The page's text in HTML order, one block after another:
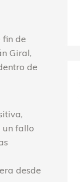
de
Giral,
de
un fallo
desde